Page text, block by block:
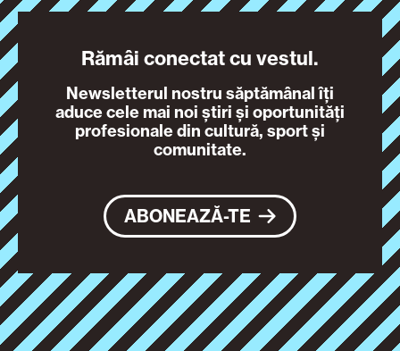
Rămâi conectat cu vestul.
Newsletterul nostru săptămânal îți
aduce cele mai noi știri și oportunități
profesionale din cultură, sport și
comunitate.
ABONEAZĂ-TE